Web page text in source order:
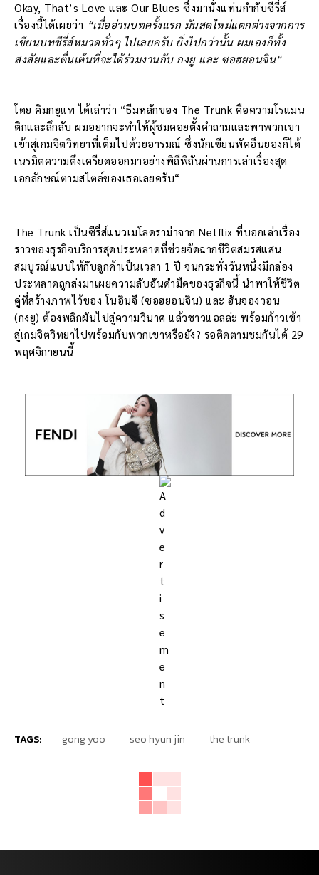
Okay, That’s Love และ Our Blues ซึ่งมานั่งแท่นกำกับซีรี่ส์
เรื่องนี้ได้เผยว่า “เมื่ออ่านบทครั้งแรก มันสดใหม่แตกต่างจากการ
เขียนบทซีรี่ส์หมวดทั่วๆ ไปเลยครับ ยิ่งไปกว่านั้น ผมเองก็ทั้ง
สงสัยและตื่นเต้นที่จะได้ร่วมงานกับ กงยู และ ซอฮยอนจิน“
โดย คิมกยูแท ได้เล่าว่า “ธีมหลักของ The Trunk คือความโรแมน
ติกและลึกลับ ผมอยากจะทำให้ผู้ชมคอยตั้งคำถามและพาพวกเขา
เข้าสู่เกมจิตวิทยาที่เต็มไปด้วยอารมณ์ ซึ่งนักเขียนพัคอึนยองก็ได้
เนรมิตความตึงเครียดออกมาอย่างพิถีพิถันผ่านการเล่าเรื่องสุด
เอกลักษณ์ตามสไตล์ของเธอเลยครับ“
The Trunk เป็นซีรี่ส์แนวเมโลดราม่าจาก Netflix ที่บอกเล่าเรื่อง
ราวของธุรกิจบริการสุดประหลาดที่ช่วยจัดฉากชีวิตสมรสแสน
สมบูรณ์แบบให้กับลูกค้าเป็นเวลา 1 ปี จนกระทั่งวันหนึ่งมีกล่อง
ประหลาดถูกส่งมาเผยความลับอันดำมืดของธุรกิจนี้ นำพาให้ชีวิต
คู่ที่สร้างภาพไว้ของ โนอินจี (ซอฮยอนจิน) และ ฮันจองวอน
(กงยู) ต้องพลิกผันไปสู่ความวินาศ แล้วชาวแอลล่ะ พร้อมก้าวเข้า
สู่เกมจิตวิทยาไปพร้อมกับพวกเขาหรือยัง? รอติดตามชมกันได้ 29
พฤศจิกายนนี้
TAGS: gong yoo seo hyun jin the trunk